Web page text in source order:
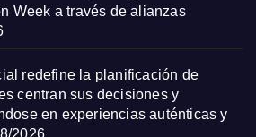
Week a través de alianzas
redefine la planificación de
centran sus decisiones y
en experiencias auténticas y
2026